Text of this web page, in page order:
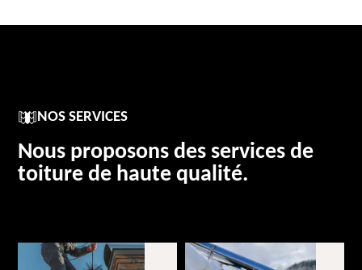
NOS SERVICES
Nous proposons des services de
toiture de haute qualité.